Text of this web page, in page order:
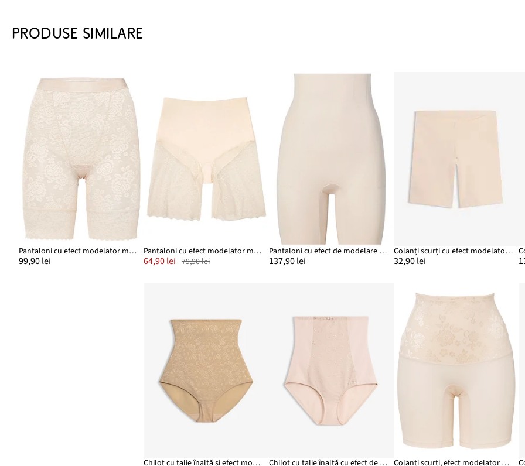
PRODUSE SIMILARE
Pantaloni cu efect modelator mediu și dantelă
99,90 lei
Pantaloni cu efect modelator mediu și dantelă
64,90 lei 79,90 lei
Pantaloni cu efect de modelare mediu
137,90 lei
Colanți scurți cu efect modelator mediu, decupați adânc la spate
32,90 lei
Chilot cu talie înaltă și efect modelator mediu, din dantelă Chilot cu talie înaltă cu efect de modelare puternic, cu dantelă, cu bumbac Colanți scurți, efect modelator mediu